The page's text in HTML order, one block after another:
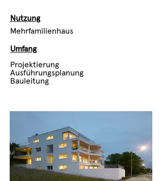
Nutzung
Mehrfamilienhaus
Umfang
Projektierung
Ausführungsplanung
Bauleitung